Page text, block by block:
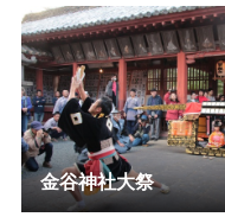
金谷神社大祭